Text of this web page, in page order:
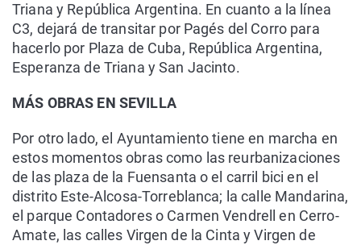
Triana y República Argentina. En cuanto a la línea
C3, dejará de transitar por Pagés del Corro para
hacerlo por Plaza de Cuba, República Argentina,
Esperanza de Triana y San Jacinto.
MÁS OBRAS EN SEVILLA
Por otro lado, el Ayuntamiento tiene en marcha en
estos momentos obras como las reurbanizaciones
de las plaza de la Fuensanta o el carril bici en el
distrito Este-Alcosa-Torreblanca; la calle Mandarina,
el parque Contadores o Carmen Vendrell en Cerro-
Amate, las calles Virgen de la Cinta y Virgen de